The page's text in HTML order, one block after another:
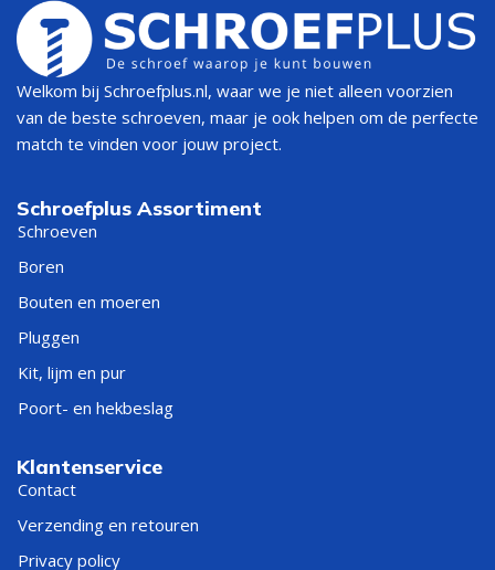
Welkom bij Schroefplus.nl, waar we je niet alleen voorzien
van de beste schroeven, maar je ook helpen om de perfecte
match te vinden voor jouw project.
Schroefplus Assortiment
Schroeven
Boren
Bouten en moeren
Pluggen
Kit, lijm en pur
Poort- en hekbeslag
Klantenservice
Contact
Verzending en retouren
Privacy policy